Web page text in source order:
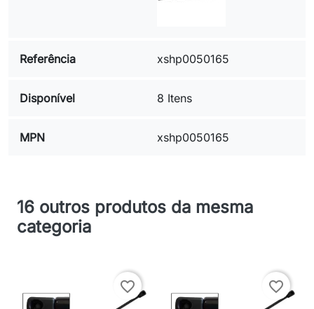
Referência xshp0050165
Disponível 8 Itens
MPN xshp0050165
16 outros produtos da mesma
categoria
favorite_border favorite_border